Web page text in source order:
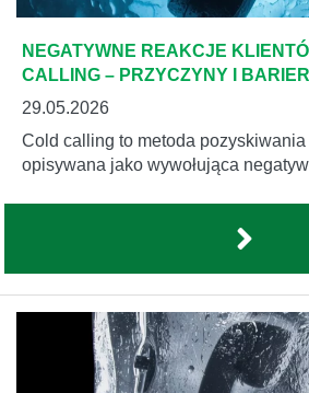
NEGATYWNE REAKCJE
CALLING – PRZYCZYNY I
29.05.2026
Cold calling to metoda
opisywana jako wywołująca